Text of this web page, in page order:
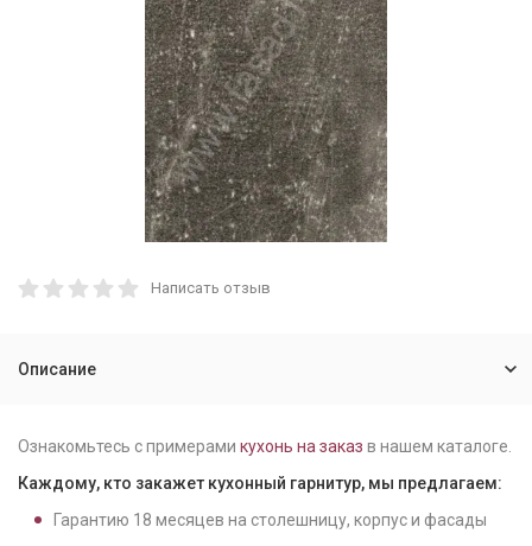
Написать отзыв
Описание
Ознакомьтесь с примерами кухонь на заказ в нашем каталоге.
Каждому, кто закажет кухонный гарнитур, мы предлагаем:
Гарантию 18 месяцев на столешницу, корпус и фасады